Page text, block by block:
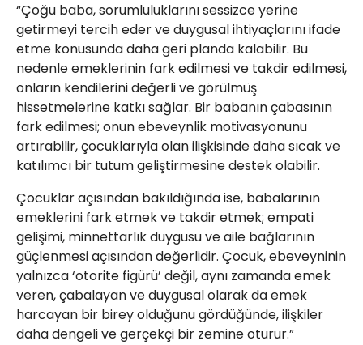
“Çoğu baba, sorumluluklarını sessizce yerine
getirmeyi tercih eder ve duygusal ihtiyaçlarını ifade
etme konusunda daha geri planda kalabilir. Bu
nedenle emeklerinin fark edilmesi ve takdir edilmesi,
onların kendilerini değerli ve görülmüş
hissetmelerine katkı sağlar. Bir babanın çabasının
fark edilmesi; onun ebeveynlik motivasyonunu
artırabilir, çocuklarıyla olan ilişkisinde daha sıcak ve
katılımcı bir tutum geliştirmesine destek olabilir.
Çocuklar açısından bakıldığında ise, babalarının
emeklerini fark etmek ve takdir etmek; empati
gelişimi, minnettarlık duygusu ve aile bağlarının
güçlenmesi açısından değerlidir. Çocuk, ebeveyninin
yalnızca ‘otorite figürü’ değil, aynı zamanda emek
veren, çabalayan ve duygusal olarak da emek
harcayan bir birey olduğunu gördüğünde, ilişkiler
daha dengeli ve gerçekçi bir zemine oturur.”